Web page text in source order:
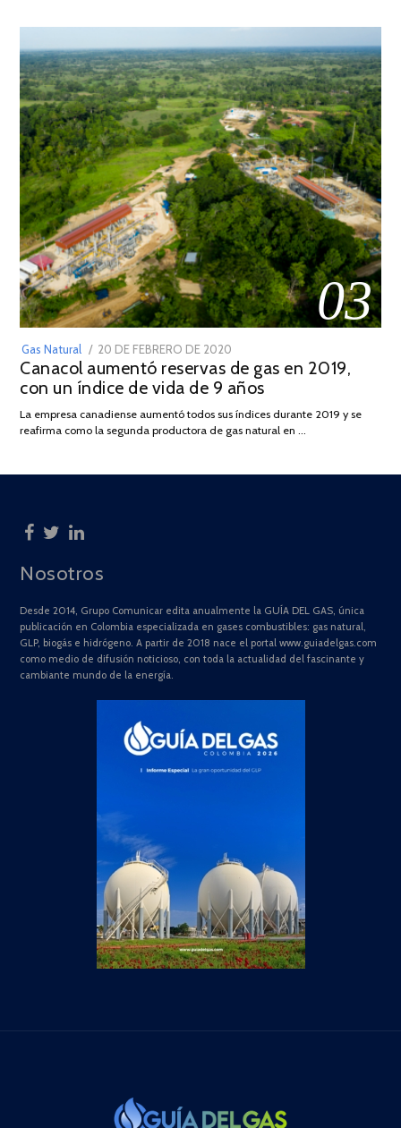
03
Gas Natural
POSTED
ON
20 DE FEBRERO DE 2020
DE
JULIO
2025
Canacol aumentó reservas de gas en 2019,
con un índice de vida de 9 años
La empresa canadiense aumentó todos sus índices durante 2019 y se
reafirma como la segunda productora de gas natural en …
Nosotros
Desde 2014, Grupo Comunicar edita anualmente la GUÍA DEL GAS, única
publicación en Colombia especializada en gases combustibles: gas natural,
GLP, biogás e hidrógeno. A partir de 2018 nace el portal www.guiadelgas.com
como medio de difusión noticioso, con toda la actualidad del fascinante y
cambiante mundo de la energía.